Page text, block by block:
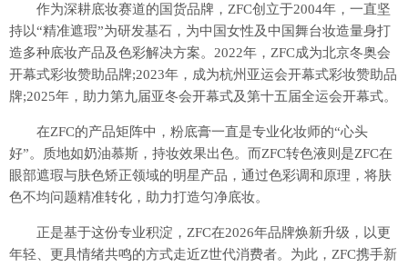
作为深耕底妆赛道的国货品牌，ZFC创立于2004年，一直坚
持以“精准遮瑕”为研发基石，为中国女性及中国舞台妆造量身打
造多种底妆产品及色彩解决方案。2022年，ZFC成为北京冬奥会
开幕式彩妆赞助品牌;2023年，成为杭州亚运会开幕式彩妆赞助品
牌;2025年，助力第九届亚冬会开幕式及第十五届全运会开幕式。
在ZFC的产品矩阵中，粉底膏一直是专业化妆师的“心头
好”。质地如奶油慕斯，持妆效果出色。而ZFC转色液则是ZFC在
眼部遮瑕与肤色矫正领域的明星产品，通过色彩调和原理，将肤
色不均问题精准转化，助力打造匀净底妆。
正是基于这份专业积淀，ZFC在2026年品牌焕新升级，以更
年轻、更具情绪共鸣的方式走近Z世代消费者。为此，ZFC携手新